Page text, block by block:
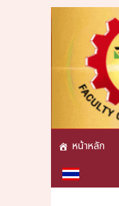
Skip
to
content
หน้าหลัก